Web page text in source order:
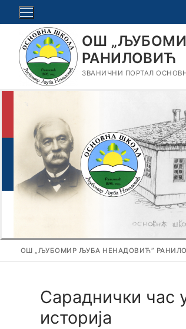
Прескочи
до
садржаја
ОШ
РАНИЛОВИЋ
ЗВАНИЧНИ ПОРТАЛ
ОШ „ЉУБОМИР ЉУБА НЕНАДОВИЋ”
Сараднички час
историја